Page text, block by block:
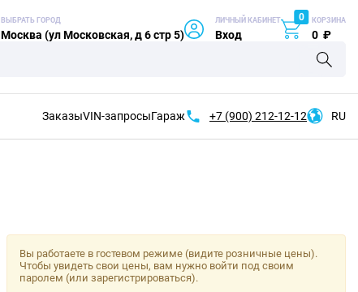
ВЫБРАТЬ ГОРОД
Москва (ул Московская, д 6 стр 5)
ЛИЧНЫЙ КАБИНЕТ
Вход
0 КОРЗИНА
0 ₽
ЗаказыVIN-запросыГараж +7 (900) 212-12-12 RU
Вы работаете в гостевом режиме (видите розничные цены).
Чтобы увидеть свои цены, вам нужно войти под своим
паролем (или зарегистрироваться).